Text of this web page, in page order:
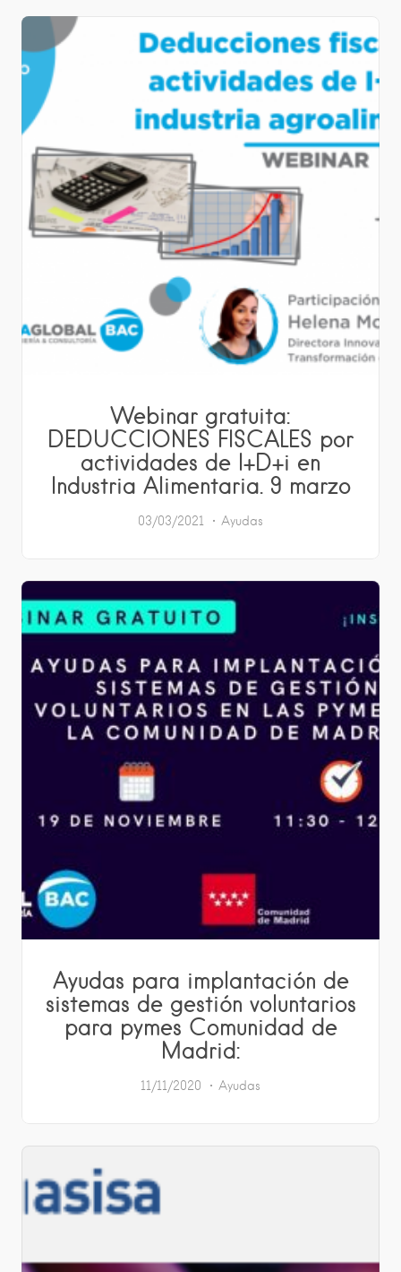
Webinar gratuita:
DEDUCCIONES FISCALES por
actividades de I+D+i en
Industria Alimentaria. 9 marzo
03/03/2021 Ayudas
Ayudas para implantación de
sistemas de gestión voluntarios
para pymes Comunidad de
Madrid:
11/11/2020 Ayudas